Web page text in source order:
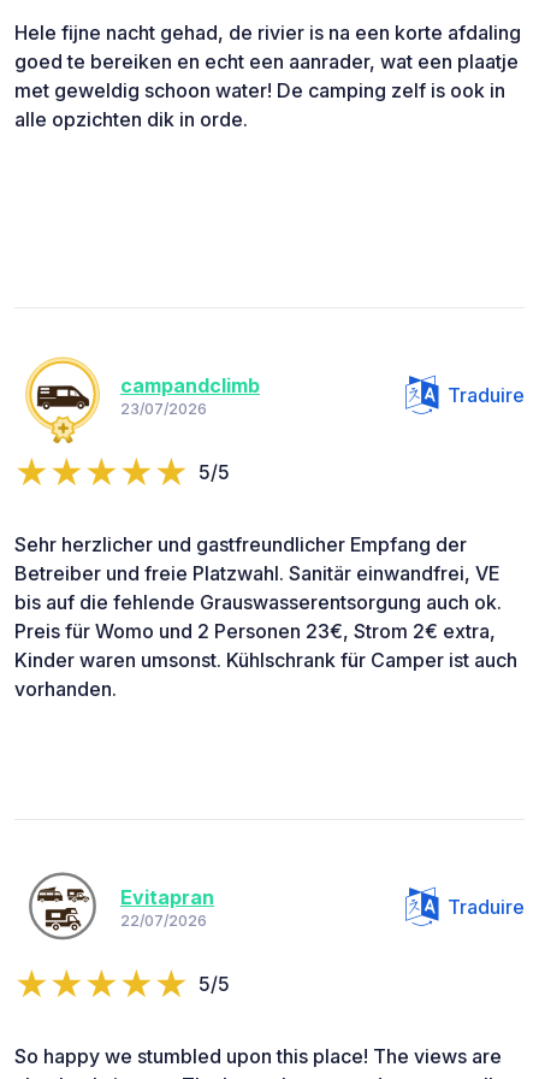
Hele fijne nacht gehad, de rivier is na een korte afdaling
goed te bereiken en echt een aanrader, wat een plaatje
met geweldig schoon water! De camping zelf is ook in
alle opzichten dik in orde.
campandclimb
23/07/2026
Traduire
5/5
Sehr herzlicher und gastfreundlicher Empfang der
Betreiber und freie Platzwahl. Sanitär einwandfrei, VE
bis auf die fehlende Grauswasserentsorgung auch ok.
Preis für Womo und 2 Personen 23€, Strom 2€ extra,
Kinder waren umsonst. Kühlschrank für Camper ist auch
vorhanden.
Evitapran
22/07/2026
Traduire
5/5
So happy we stumbled upon this place! The views are